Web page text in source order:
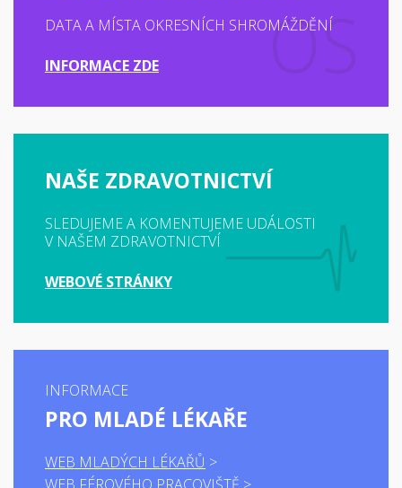
DATA A MÍSTA OKRESNÍCH SHROMÁŽDĚNÍ
INFORMACE ZDE
NAŠE ZDRAVOTNICTVÍ
SLEDUJEME A KOMENTUJEME UDÁLOSTI
V NAŠEM ZDRAVOTNICTVÍ
WEBOVÉ STRÁNKY
INFORMACE
PRO MLADÉ LÉKAŘE
WEB MLADÝCH LÉKAŘŮ